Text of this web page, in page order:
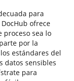
para
ofrece
proceso sea lo
por la
estándares del
datos sensibles
para